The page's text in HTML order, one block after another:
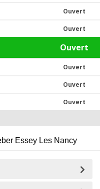
Ouvert
Ouvert
Ouvert
Ouvert
Ouvert
Ouvert
Essey Les Nancy